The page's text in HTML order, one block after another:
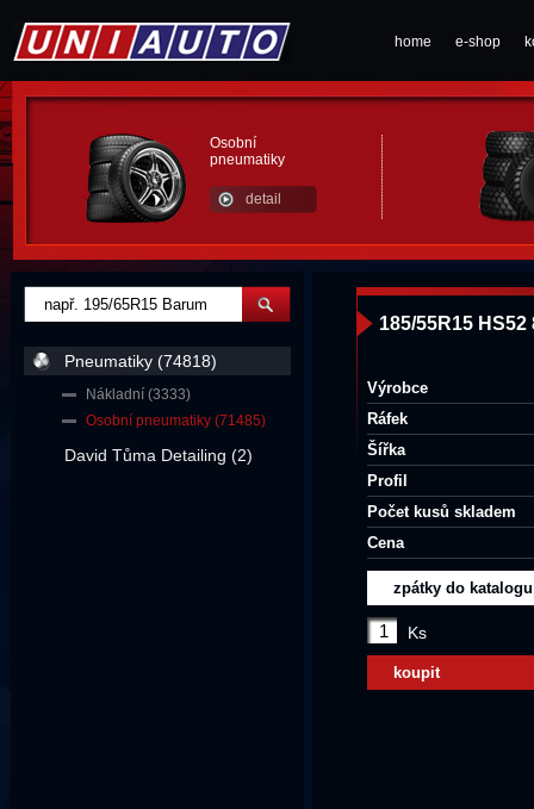
home e-shop
Osobní
pneumatiky
detail
185/55R15
Výrobce
Ráfek
Šířka
Profil
Počet kusů skladem
Cena
zpátky do katalogu
Ks
koupit
Pneumatiky (74818)
Nákladní (3333)
Osobní pneumatiky (71485)
David Tůma Detailing (2)